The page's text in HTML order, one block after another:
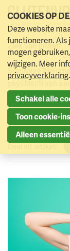
Naar menu Naar
Ziek van gluten
Sommige
psychisch van
en van
4 mei 2022
COOKIES OP
Deze website
functioneren. Als
mogen
wijzigen. Meer
privacyverklaring.
Schakel alle
Toon cookie-
Alleen